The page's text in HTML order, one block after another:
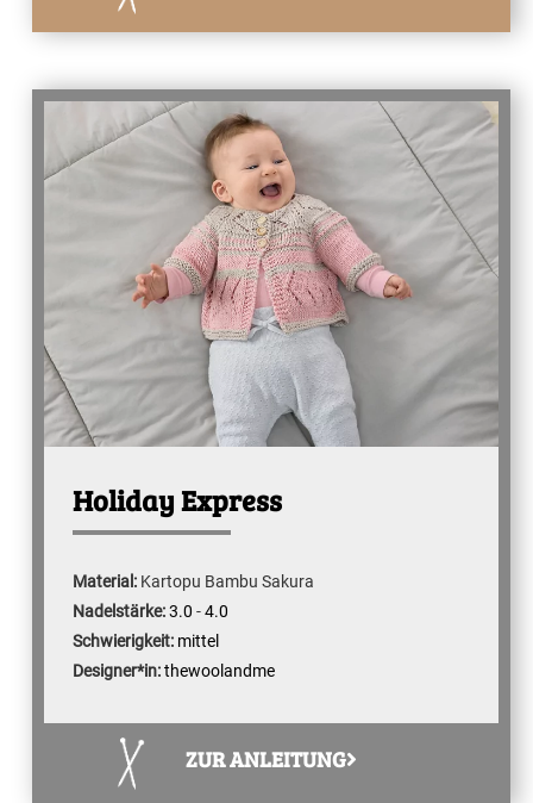
Holiday Express
Material: Kartopu Bambu Sakura
Nadelstärke:3.0 -4.0
Schwierigkeit: mittel
Designer*in:thewoolandme
ZUR ANLEITUNG